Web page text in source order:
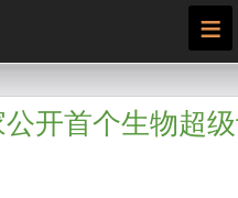
≡
开首个生物超